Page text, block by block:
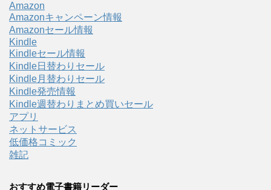
Amazon
Amazonキャンペーン情報
Amazonセール情報
Kindle
Kindleセール情報
Kindle日替わりセール
Kindle月替わりセール
Kindle発売情報
Kindle週替わりまとめ買いセール
アプリ
ネットサービス
低価格コミック
雑記
おすすめ電子書籍リーダー